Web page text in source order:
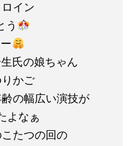
イン
う
氏の娘ちゃん
かご
の幅広い演技が
よなぁ
たつの回の